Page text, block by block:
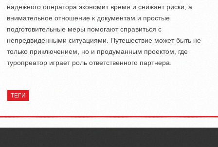
надежного оператора экономит время и снижает риски, а
внимательное отношение к документам и простые
подготовительные меры помогают справиться с
непредвиденными ситуациями. Путешествие может быть не
только приключением, но и продуманным проектом, где
туропреатор играет роль ответственного партнера.
ТЕГИ